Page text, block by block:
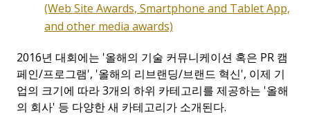
(Web Site Awards, Smartphone and Tablet App,
and other media awards)
2016년 대회에는 '올해의 기술 커뮤니케이션 혹은 PR 캠
페인/프로그램', '올해의 리브랜딩/브랜드 혁신', 이제 기
업의 크기에 따라 3개의 하위 카테고리를 제공하는 '올해
의 회사' 등 다양한 새 카테고리가 소개된다.